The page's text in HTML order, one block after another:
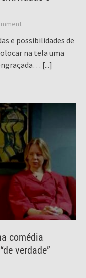
e possibilidades de
na tela uma
[...]
comédia
verdade”